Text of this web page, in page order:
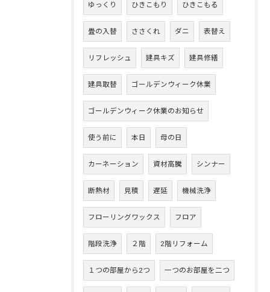
ゆっくり ひきこもり ひきこもる
畳の入替 ささくれ ダニ 表替え
リフレッシュ 建具キズ 建具修繕
建具取替 ゴールデンウィーク休業
ゴールデンウィーク休業のお知らせ
使う前に 本日 母の日
カーネーション 資材高騰 シンナー
断熱材 見積 遅延 機械洗浄
フローリングワックス フロア
階段洗浄 ２階 2階リフォーム
１つの部屋から2つ 一つのお部屋を二つ